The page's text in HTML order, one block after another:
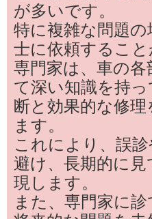
が多いです。
特に複雑な問題
士に依頼すること
専門家は、車の
て深い知識を持
断と効果的な修
ます。
これにより、誤
避け、長期的に
現します。
また、専門家に